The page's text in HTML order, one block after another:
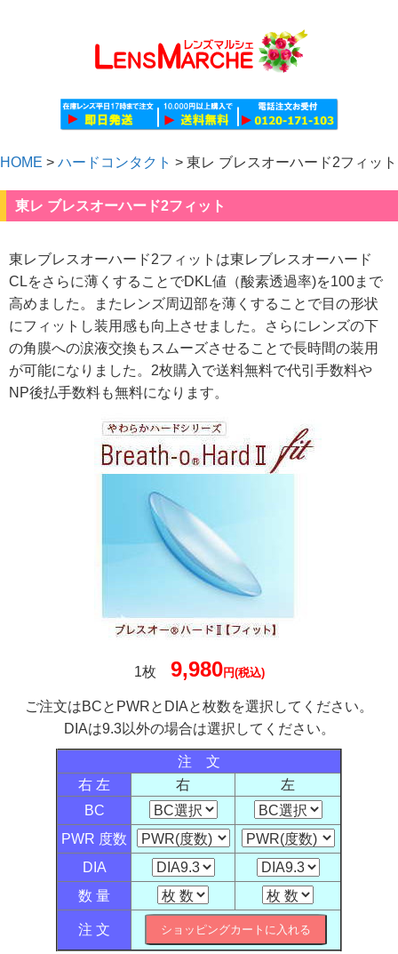
HOME > ハードコンタクト > 東レ ブレスオーハード2フィット
東レ ブレスオーハード2フィット
東レブレスオーハード2フィットは東レブレスオーハード
CLをさらに薄くすることでDKL値（酸素透過率)を100まで
高めました。またレンズ周辺部を薄くすることで目の形状
にフィットし装用感も向上させました。さらにレンズの下
の角膜への涙液交換もスムーズさせることで長時間の装用
が可能になりました。2枚購入で送料無料で代引手数料や
NP後払手数料も無料になります。
1枚 9,980円(税込)
ご注文はBCとPWRとDIAと枚数を選択してください。
DIAは9.3以外の場合は選択してください。
注 文
右 左
右
左
BC
PWR 度数
DIA
数 量
注 文